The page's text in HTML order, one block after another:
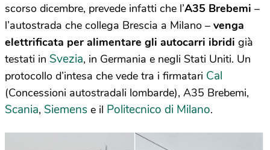
scorso dicembre, prevede infatti che l’A35 Brebemi –
l’autostrada che collega Brescia a Milano – venga
elettrificata per alimentare gli autocarri ibridi già
testati in Svezia, in Germania e negli Stati Uniti. Un
protocollo d’intesa che vede tra i firmatari Cal
(Concessioni autostradali lombarde), A35 Brebemi,
Scania, Siemens e il Politecnico di Milano.